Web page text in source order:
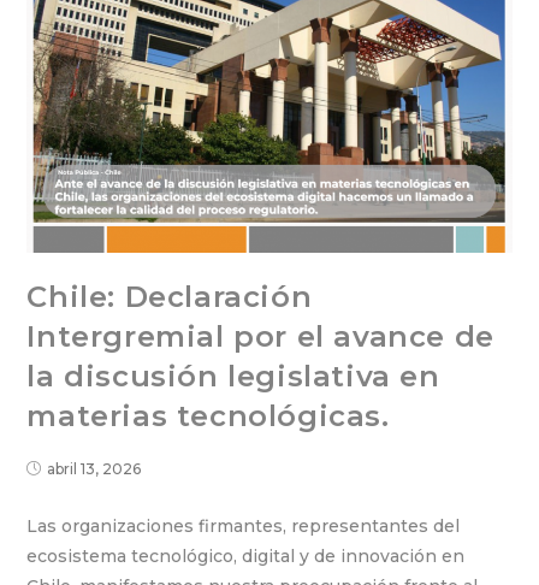
Chile: Declaración
Intergremial por el avance de
la discusión legislativa en
materias tecnológicas.
abril 13, 2026
Las organizaciones firmantes, representantes del
ecosistema tecnológico, digital y de innovación en